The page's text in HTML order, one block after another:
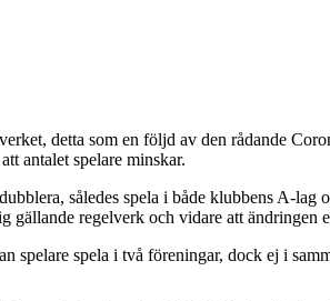
detta som en följd av den rådande
antalet spelare minskar.
således spela i både klubbens A-
regelverk och vidare att ändringen
spela i två föreningar, dock ej i